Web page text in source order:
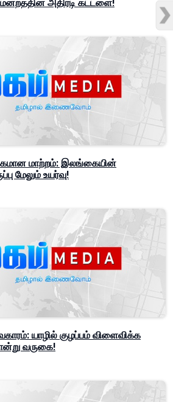
அதிரடி கட்டளை!
மாற்றம்: இலங்கையின்
மேலும் உயர்வு!
யாழில் குழப்பம் விளைவிக்க
வருகை!